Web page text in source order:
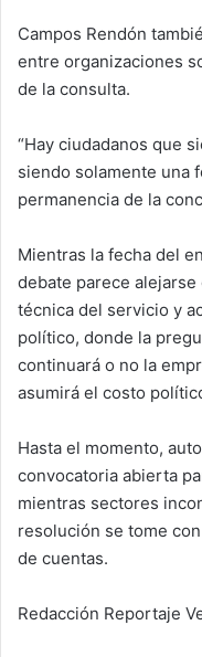
Campos Rendón
entre organizaciones
de la consulta.
“Hay ciudadanos que
siendo solamente una
permanencia de la
Mientras la fecha del
debate parece alejarse
técnica del servicio y
político, donde la
continuará o no la
asumirá el costo
Hasta el momento,
convocatoria abierta
mientras sectores
resolución se tome
de cuentas.
Redacción Reportaje